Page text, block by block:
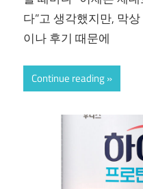
다”고 생각했지만, 막
이나 후기 때문에
Continue reading